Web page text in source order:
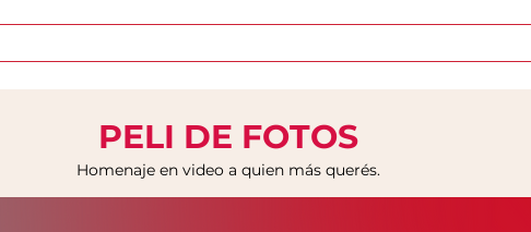
PELI DE FOTOS
Homenaje en video a quien más querés.